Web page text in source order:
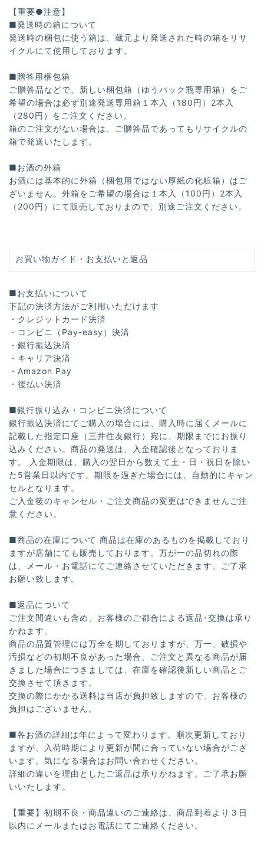
【重要●注意】
■発送時の箱について
発送時の梱包に使う箱は、蔵元より発送された時の箱をリサ
イクルにて使用しております。
■贈答用梱包箱
ご贈答品などで、新しい梱包箱（ゆうパック瓶専用箱）をご
希望の場合は必ず別途発送専用箱１本入（180円）2本入
（280円）をご注文ください。
箱のご注文がない場合は、ご贈答品であってもリサイクルの
箱で発送いたします。
■お酒の外箱
お酒には基本的に外箱（梱包用ではない厚紙の化粧箱）はご
ざいません。外箱をご希望の場合は１本入（100円）2本入
（200円）にて販売しておりまので、別途ご注文ください。
お買い物ガイド・お支払いと返品
■お支払いについて
下記の決済方法がご利用いただけます
・クレジットカード決済
・コンビニ（Pay-easy）決済
・銀行振込決済
・キャリア決済
・Amazon Pay
・後払い決済
■銀行振り込み・コンビニ決済について
銀行振込決済にてご購入の場合には、購入時に届くメールに
記載した指定口座（三井住友銀行）宛に、期限までにお振り
込みください。商品の発送は、入金確認後となっておりま
す。 入金期限は、購入の翌日から数えて土・日・祝日を除い
た5営業日以内です。期限を過ぎた場合には、自動的にキャン
セルとなります。
ご入金後のキャンセル・ご注文商品の変更はできませんご注
意ください。
■商品の在庫について 商品は在庫のあるものを掲載しており
ますが店舗にても販売しております。万が一の品切れの際
は、メール・お電話にてご連絡させていただきます。ご了承
お願い致します。
■返品について
ご注文間違いも含め、お客様のご都合による返品･交換は承り
かねます。
商品の品質管理には万全を期しておりますが、万一、破損や
汚損などの初期不良があった場合、ご注文と異なる商品が届
きました場合につきましては、在庫を確認後新しい商品とご
交換させて頂きます。
交換の際にかかる送料は当店が負担致しますので、お客様の
負担はございません。
■各お酒の詳細は年によって変わります。順次更新しており
ますが、入荷時期により更新が間に合っていない場合がござ
います。気になる場合はお問い合わせください。
詳細の違いを理由としたご返品は承りかねます。ご了承お願
いいたします。
【重要】初期不良・商品違いのご連絡は、商品到着より３日
以内にメールまたはお電話にてご連絡ください。